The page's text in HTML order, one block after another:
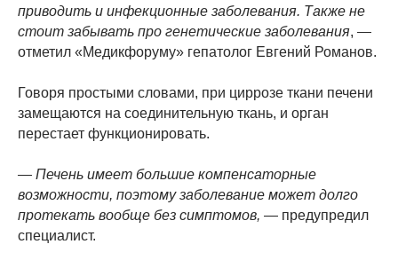
приводить и инфекционные заболевания. Также не
стоит забывать про генетические заболевания, —
отметил «Медикфоруму» гепатолог Евгений Романов.
Говоря простыми словами, при циррозе ткани печени
замещаются на соединительную ткань, и орган
перестает функционировать.
— Печень имеет большие компенсаторные
возможности, поэтому заболевание может долго
протекать вообще без симптомов, — предупредил
специалист.